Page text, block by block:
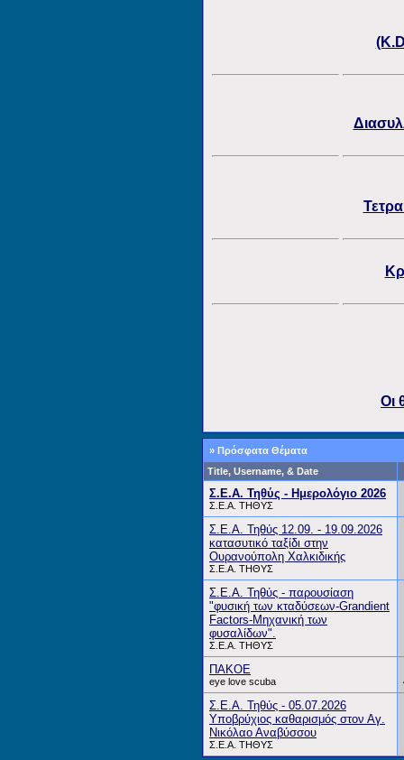
Οι
» Πρόσφατα Θέματα
Title, Username, & Date
Σ.Ε.Α. Τηθύς - Ημερολόγιο 2026
Σ.Ε.Α. ΤΗΘΥΣ
Σ.Ε.Α. Τηθύς 12.09. - 19.09.2026
κατασυτικό ταξίδι στην
Ουρανούπολη Χαλκιδικής
Σ.Ε.Α. ΤΗΘΥΣ
Σ.Ε.Α. Τηθύς - παρουσίαση
"φυσική των κταδύσεων-Grandient
Factors-Μηχανική των
φυσαλίδων".
Σ.Ε.Α. ΤΗΘΥΣ
ΠΑΚΟΕ
eye love scuba
Σ.Ε.Α. Τηθύς - 05.07.2026
Υποβρύχιος καθαρισμός στον Αγ.
Νικόλαο Αναβύσσου
Σ.Ε.Α. ΤΗΘΥΣ